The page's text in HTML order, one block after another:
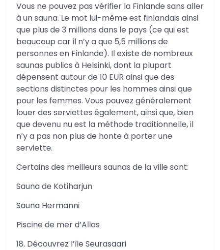
Vous ne pouvez pas vérifier la Finlande sans aller
à un sauna. Le mot lui-même est finlandais ainsi
que plus de 3 millions dans le pays (ce qui est
beaucoup car il n’y a que 5,5 millions de
personnes en Finlande). Il existe de nombreux
saunas publics à Helsinki, dont la plupart
dépensent autour de 10 EUR ainsi que des
sections distinctes pour les hommes ainsi que
pour les femmes. Vous pouvez généralement
louer des serviettes également, ainsi que, bien
que devenu nu est la méthode traditionnelle, il
n’y a pas non plus de honte à porter une
serviette.
Certains des meilleurs saunas de la ville sont:
Sauna de Kotiharjun
Sauna Hermanni
Piscine de mer d’Allas
18. Découvrez l’île Seurasaari